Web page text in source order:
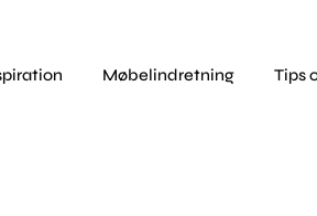
Møbelindretning Tips